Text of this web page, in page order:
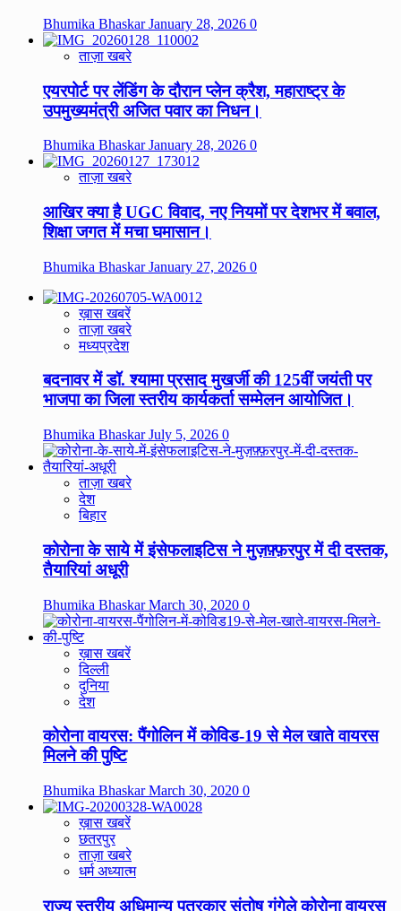
Bhumika BhaskarJanuary 28, 2026 0
ताज़ा खबरे
एयरपोर्ट पर लेंडिंग के दौरान प्लेन क्रैश, महाराष्ट्र के
उपमुख्यमंत्री अजित पवार का निधन।
Bhumika BhaskarJanuary 28, 2026 0
ताज़ा खबरे
आखिर क्या है UGC विवाद, नए नियमों पर देशभर में बवाल,
शिक्षा जगत में मचा घमासान।
Bhumika BhaskarJanuary 27, 2026 0
ख़ास खबरें
ताज़ा खबरे
मध्यप्रदेश
बदनावर में डॉ. श्यामा प्रसाद मुखर्जी की 125वीं जयंती पर
भाजपा का जिला स्तरीय कार्यकर्ता सम्मेलन आयोजित।
Bhumika BhaskarJuly 5, 2026 0
ताज़ा खबरे
देश
बिहार
कोरोना के साये में इंसेफलाइटिस ने मुज़फ़्फ़रपुर में दी दस्तक,
तैयारियां अधूरी
Bhumika BhaskarMarch 30, 2020 0
ख़ास खबरें
दिल्ली
दुनिया
देश
कोरोना वायरस: पैंगोलिन में कोविड-19 से मेल खाते वायरस
मिलने की पुष्टि
Bhumika BhaskarMarch 30, 2020 0
ख़ास खबरें
छतरपुर
ताज़ा खबरे
धर्म अध्यात्म
राज्य स्तरीय अधिमान्य पत्रकार संतोष गंगेले कोरोना वायरस